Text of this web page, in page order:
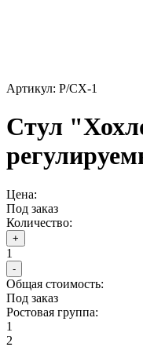
Артикул: Р/СХ-1
Стул
Цена:
Под заказ
Количество:
+
1
-
Общая стоимость:
Под заказ
Ростовая группа:
1
2